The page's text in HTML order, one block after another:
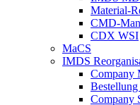
Material-
CMD-
CDX WSI
MaCS
IMDS
Company
Company